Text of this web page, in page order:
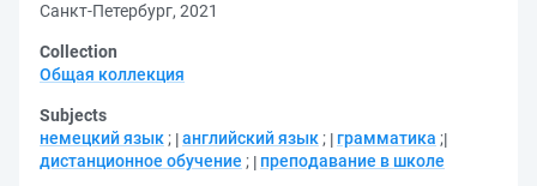
Санкт-Петербург, 2021
Collection
Общая коллекция
Subjects
немецкий язык ; английский язык ; грамматика ;
дистанционное обучение ; преподавание в школе